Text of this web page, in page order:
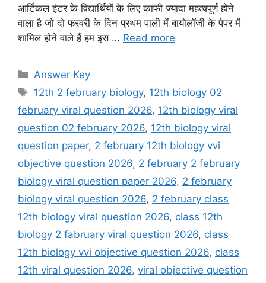
आर्टिकल इंटर के विद्यार्थियों के लिए काफी ज्यादा महत्वपूर्ण होने
वाला है जो दो फरवरी के दिन प्रथम पाली में बायोलॉजी के पेपर में
शामिल होने वाले हैं हम इस … Read more
Categories
Answer Key
Tags
12th 2 february biology, 12th biology 02
february viral question 2026, 12th biology viral
question 02 february 2026, 12th biology viral
question paper, 2 february 12th biology vvi
objective question 2026, 2 february 2 february
biology viral question paper 2026, 2 february
biology viral question 2026, 2 february class
12th biology viral question 2026, class 12th
biology 2 fabruary viral question 2026, class
12th biology vvi objective question 2026, class
12th viral question 2026, viral objective question